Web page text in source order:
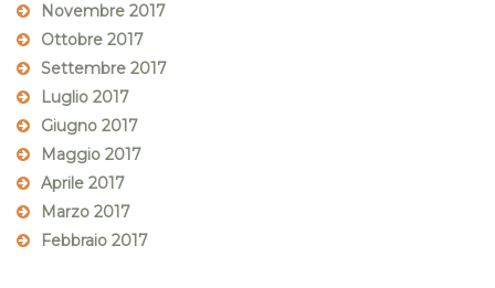
Novembre 2017
Ottobre 2017
Settembre 2017
Luglio 2017
Giugno 2017
Maggio 2017
Aprile 2017
Marzo 2017
Febbraio 2017